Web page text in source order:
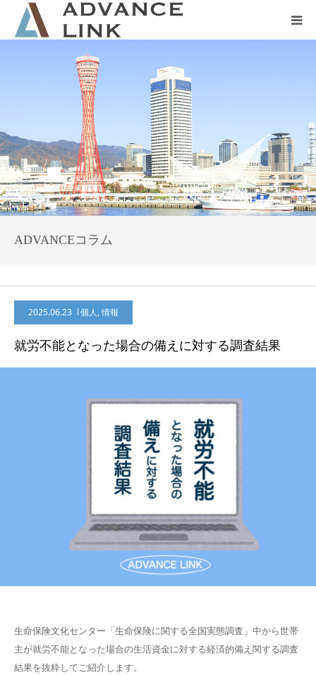
ADVANCEコラム
2025.06.23 個人,情報
就労不能となった場合の備えに対する調査結果
生命保険文化センター「生命保険に関する全国実態調査」中から世帯
主が就労不能となった場合の生活資金に対する経済的備え関する調査
結果を抜粋してご紹介します。
会社概要
ネット保険
事業保険